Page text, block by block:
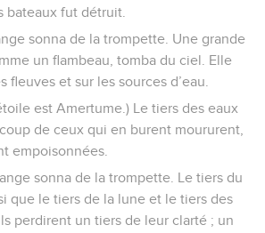
bateaux fut détruit.
sonna de la trompette. Une grande
un flambeau, tomba du ciel. Elle
fleuves et sur les sources d’eau.
est Amertume.) Le tiers des eaux
de ceux qui en burent moururent,
empoisonnées.
sonna de la trompette. Le tiers du
que le tiers de la lune et le tiers des
perdirent un tiers de leur clarté ; un